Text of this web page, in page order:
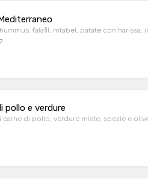
falafil, mtabel, patate con
pollo e verdure
carne di pollo, verdure miste, spezie e